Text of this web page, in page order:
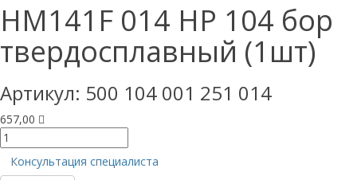
HM141F 014 HP 104 бор
твердосплавный (1шт)
Артикул: 500 104 001 251 014
657,00
Количество
товара
HM141F
Консультация специалиста